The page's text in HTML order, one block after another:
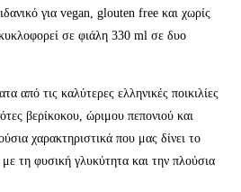
για vegan, glouten free και χωρίς
σε φιάλη 330 ml σε δυο
από τις καλύτερες ελληνικές ποικιλίες
βερίκοκου, ώριμου πεπονιού και
χαρακτηριστικά που μας δίνει το
τη φυσική γλυκύτητα και την πλούσια